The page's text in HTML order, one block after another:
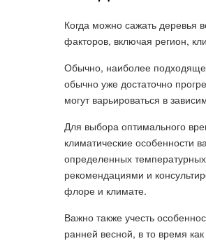
Когда можно сажать деревья
факторов, включая регион,
Обычно, наиболее
обычно уже достаточно
могут варьироваться в
Для выбора оптимального
климатические особенности
определенных
рекомендациями и
флоре и климате.
Важно также учесть
ранней весной, в то время